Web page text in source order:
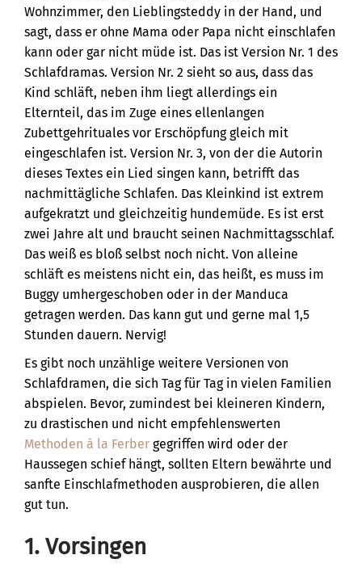
Wohnzimmer, den Lieblingsteddy in der Hand, und
sagt, dass er ohne Mama oder Papa nicht einschlafen
kann oder gar nicht müde ist. Das ist Version Nr. 1 des
Schlafdramas. Version Nr. 2 sieht so aus, dass das
Kind schläft, neben ihm liegt allerdings ein
Elternteil, das im Zuge eines ellenlangen
Zubettgehrituales vor Erschöpfung gleich mit
eingeschlafen ist. Version Nr. 3, von der die Autorin
dieses Textes ein Lied singen kann, betrifft das
nachmittägliche Schlafen. Das Kleinkind ist extrem
aufgekratzt und gleichzeitig hundemüde. Es ist erst
zwei Jahre alt und braucht seinen Nachmittagsschlaf.
Das weiß es bloß selbst noch nicht. Von alleine
schläft es meistens nicht ein, das heißt, es muss im
Buggy umhergeschoben oder in der Manduca
getragen werden. Das kann gut und gerne mal 1,5
Stunden dauern. Nervig!
Es gibt noch unzählige weitere Versionen von
Schlafdramen, die sich Tag für Tag in vielen Familien
abspielen. Bevor, zumindest bei kleineren Kindern,
zu drastischen und nicht empfehlenswerten
Methoden à la Ferber gegriffen wird oder der
Haussegen schief hängt, sollten Eltern bewährte und
sanfte Einschlafmethoden ausprobieren, die allen
gut tun.
1. Vorsingen